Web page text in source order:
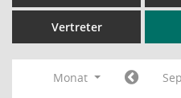
Vertreter
Monat